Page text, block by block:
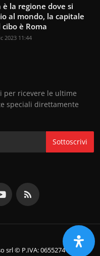
è la regione dove si
al mondo, la capitale
è Roma
2023 11:44
per ricevere le ultime
speciali direttamente
Sottoscrivi
srl © P.IVA: 06552741214